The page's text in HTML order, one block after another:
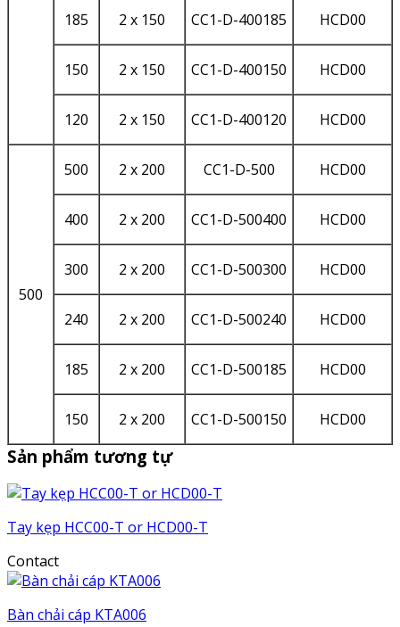
185 2 x 150 CC1-D-400185 HCD00
150 2 x 150 CC1-D-400150 HCD00
120 2 x 150 CC1-D-400120 HCD00
500
500 2 x 200 CC1-D-500 HCD00
400 2 x 200 CC1-D-500400 HCD00
300 2 x 200 CC1-D-500300 HCD00
240 2 x 200 CC1-D-500240 HCD00
185 2 x 200 CC1-D-500185 HCD00
150 2 x 200 CC1-D-500150 HCD00
Sản phẩm tương tự
Tay kẹp HCC00-T or HCD00-T
Contact
Bàn chải cáp KTA006